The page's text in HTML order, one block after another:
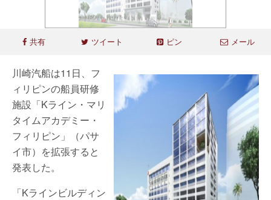
共有 ツイート ピン メール
川崎汽船は11日、フ
ィリピンの船員研修
施設「Kライン・マリ
タイムアカデミー・
フィリピン」（パサ
イ市）を拡張すると
発表した。
「Kラインビルディン